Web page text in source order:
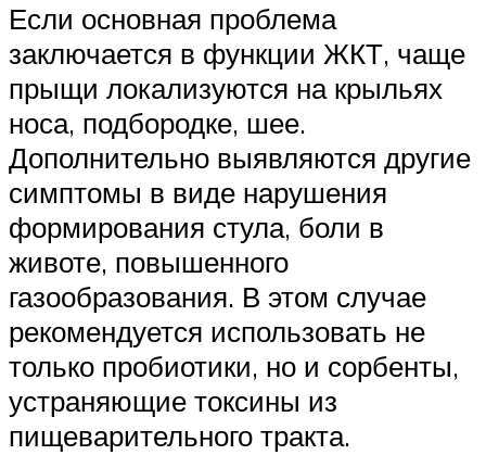
Если основная проблема
заключается в функции ЖКТ, чаще
прыщи локализуются на крыльях
носа, подбородке, шее.
Дополнительно выявляются другие
симптомы в виде нарушения
формирования стула, боли в
животе, повышенного
газообразования. В этом случае
рекомендуется использовать не
только пробиотики, но и сорбенты,
устраняющие токсины из
пищеварительного тракта.